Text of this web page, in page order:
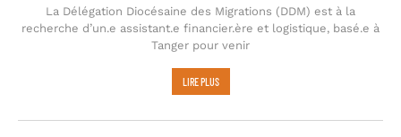
La Délégation Diocésaine des Migrations (DDM) est à la
recherche d’un.e assistant.e financier.ère et logistique, basé.e à
Tanger pour venir
LIRE PLUS